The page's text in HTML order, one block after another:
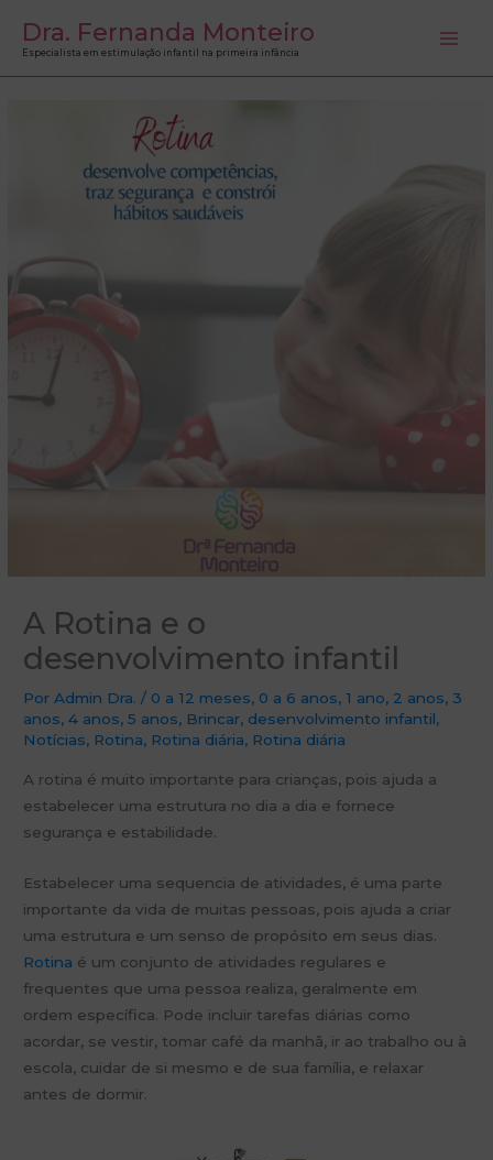
paraDra. Fernanda Monteiro
Especialista em estimulação infantil na primeira infância
A Rotina e o
desenvolvimento infantil
Por Admin Dra./ 0 a 12 meses, 0 a 6 anos,1 ano, 2 anos, 3
anos,4 anos,5 anos, Brincar, desenvolvimento infantil,
Notícias, Rotina, Rotina diária, Rotina diária
A rotina é muito importante para crianças, pois ajuda a
estabelecer uma estrutura no dia a dia e fornece
segurança e estabilidade.
Estabelecer uma sequencia de atividades, é uma parte
importante da vida de muitas pessoas, pois ajuda a criar
uma estrutura e um senso de propósito em seus dias.
Rotina é um conjunto de atividades regulares e
frequentes que uma pessoa realiza, geralmente em
ordem específica. Pode incluir tarefas diárias como
acordar, se vestir, tomar café da manhã, ir ao trabalho ou à
escola, cuidar de si mesmo e de sua família, e relaxar
antes de dormir.